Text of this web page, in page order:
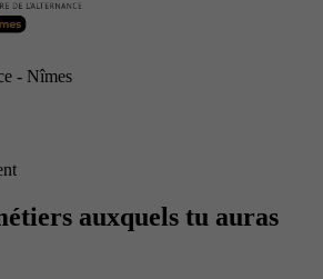
- Nîmes
auxquels tu auras